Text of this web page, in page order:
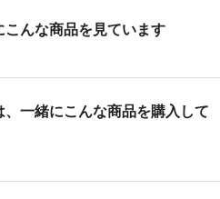
こんな商品を見ています
一緒にこんな商品を購入して